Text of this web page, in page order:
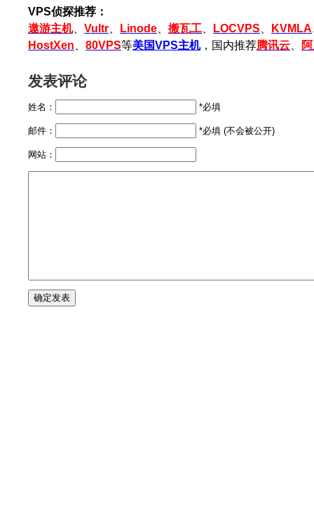
VPS侦探推荐：
遨游主机、 Vultr Linode 搬瓦工 LOCVPS KVMLA
HostXen
80VPS等美国VPS主机，国内推荐腾讯云
发表评论
姓名： *必填
邮件： *必填 (不会被公开)
网站：